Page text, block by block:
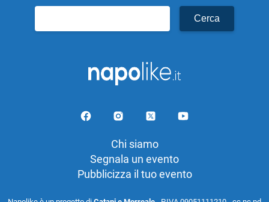
per:
Chi siamo
Segnala un evento
Pubblicizza il tuo evento